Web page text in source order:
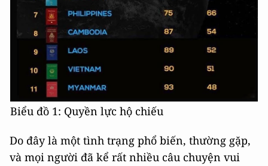
Biểu đồ 1: Quyền lực hộ chiếu
Do đây là một tình trạng phổ biến, thường gặp,
và mọi người đã kể rất nhiều câu chuyện vui